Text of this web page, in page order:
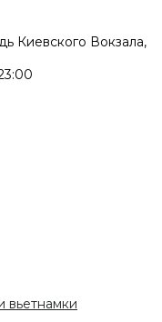
Киевского Вокзала,
вьетнамки